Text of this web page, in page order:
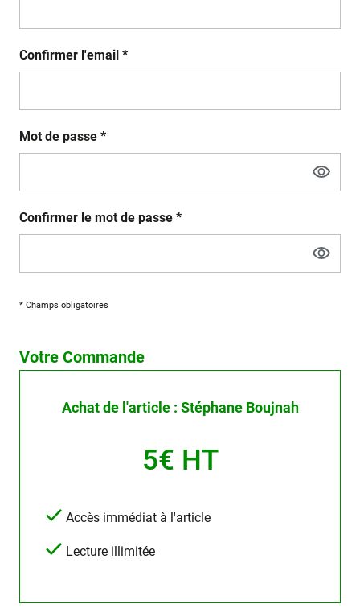
Confirmer l'email *
Mot de passe *
Confirmer le mot de passe *
* Champs obligatoires
Votre Commande
Achat de l'article : Stéphane Boujnah
5€ HT
Accès immédiat à l'article
Lecture illimitée